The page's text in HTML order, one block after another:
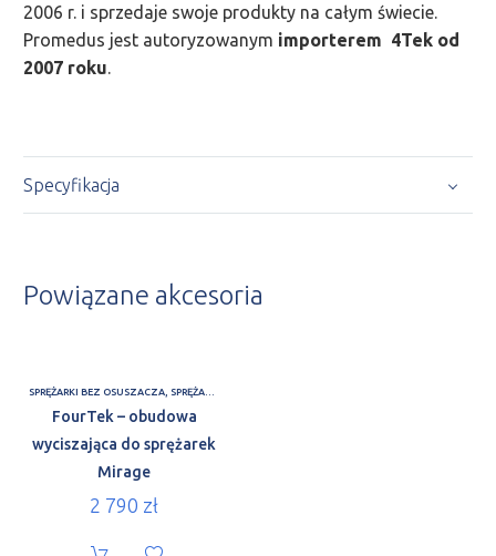
2006 r. i sprzedaje swoje produkty na całym świecie.
Promedus jest autoryzowanym importerem 4Tek od
2007 roku.
Specyfikacja
Powiązane akcesoria
SPRĘŻARKI BEZ OSUSZACZA, SPRĘŻARKI Z OSUSZACZEM
FourTek – obudowa
wyciszająca do sprężarek
Mirage
2 790 zł